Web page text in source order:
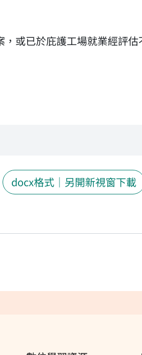
或已於庇護工場就業經評估
docx格式｜另開新視窗下載